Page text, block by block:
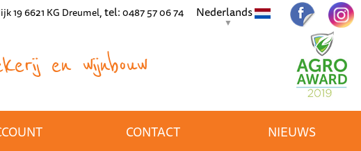
19 6621 KG Dreumel, tel:0487 57 06 74 Nederlands
▼
en wijnbouw
CONTACT NIEUWS